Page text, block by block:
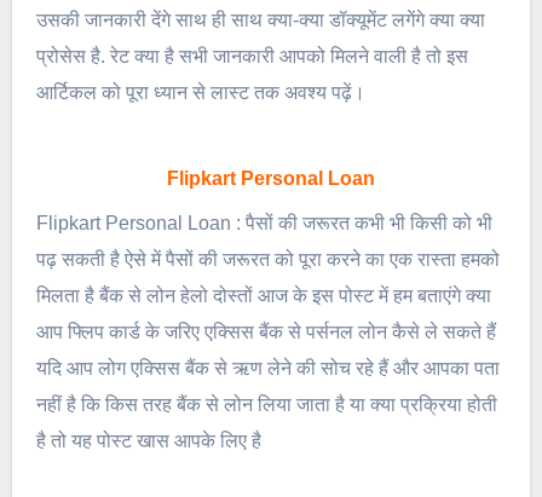
उसकी जानकारी देंगे साथ ही साथ क्या-क्या डॉक्यूमेंट लगेंगे क्या क्या
प्रोसेस है. रेट क्या है सभी जानकारी आपको मिलने वाली है तो इस
आर्टिकल को पूरा ध्यान से लास्ट तक अवश्य पढ़ें।
Flipkart Personal Loan
Flipkart Personal Loan : पैसों की जरूरत कभी भी किसी को भी
पढ़ सकती है ऐसे में पैसों की जरूरत को पूरा करने का एक रास्ता हमको
मिलता है बैंक से लोन हेलो दोस्तों आज के इस पोस्ट में हम बताएंगे क्या
आप फ्लिप कार्ड के जरिए एक्सिस बैंक से पर्सनल लोन कैसे ले सकते हैं
यदि आप लोग एक्सिस बैंक से ऋण लेने की सोच रहे हैं और आपका पता
नहीं है कि किस तरह बैंक से लोन लिया जाता है या क्या प्रक्रिया होती
है तो यह पोस्ट खास आपके लिए है